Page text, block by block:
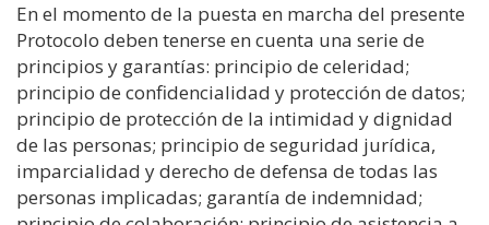
En el momento de la puesta en marcha del presente
Protocolo deben tenerse en cuenta una serie de
principios y garantías: principio de celeridad;
principio de confidencialidad y protección de datos;
principio de protección de la intimidad y dignidad
de las personas; principio de seguridad jurídica,
imparcialidad y derecho de defensa de todas las
personas implicadas; garantía de indemnidad;